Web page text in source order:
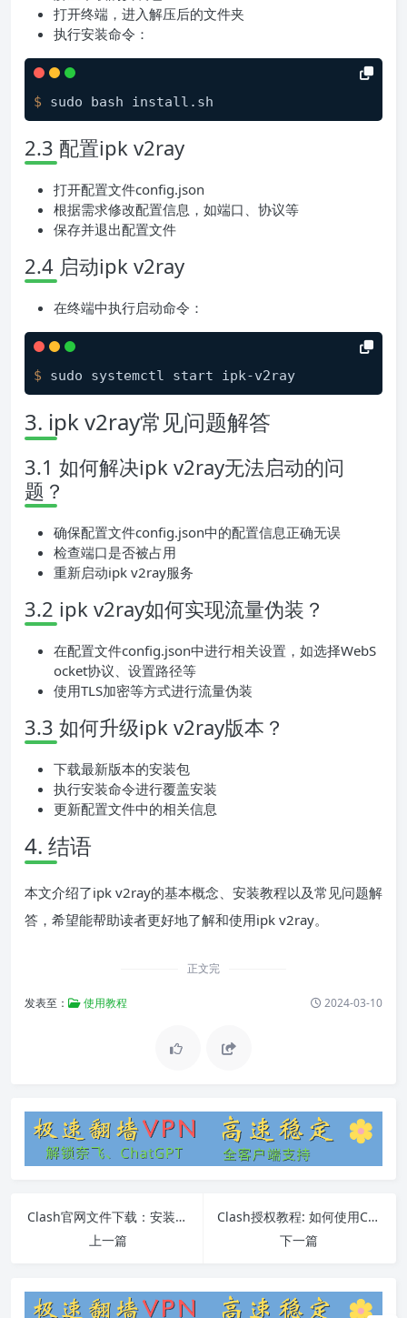
打开终端，进入解压后的文件夹
执行安装命令：
$
2.3 配置ipk v2ray
打开配置文件config.json
根据需求修改配置信息，如端口、协议等
保存并退出配置文件
2.4 启动ipk v2ray
在终端中执行启动命令：
$
3. ipk v2ray常见问题解答
3.1 如何解决ipk v2ray无法启动的问
题？
确保配置文件config.json中的配置信息正确无误
检查端口是否被占用
重新启动ipk v2ray服务
3.2 ipk v2ray如何实现流量伪装？
在配置文件config.json中进行相关设置，如选择WebS
ocket协议、设置路径等
使用TLS加密等方式进行流量伪装
3.3 如何升级ipk v2ray版本？
下载最新版本的安装包
执行安装命令进行覆盖安装
更新配置文件中的相关信息
4. 结语
本文介绍了ipk v2ray的基本概念、安装教程以及常见问题解
答，希望能帮助读者更好地了解和使用ipk v2ray。
正文完
发表至： 使用教程 2024-03-10
Clash官网文件下载：安装、使用教程及常见问题解答
上一篇
Clash授权教程: 如何使用Clash授权
下一篇